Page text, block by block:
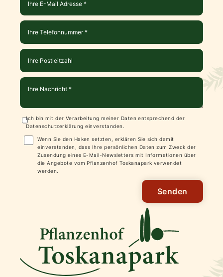
Ich bin mit der Verarbeitung meiner Daten entsprechend der
Datenschutzerklärung einverstanden.
Wenn Sie den Haken setzten, erklären Sie sich damit
einverstanden, dass Ihre persönlichen Daten zum Zweck der
Zusendung eines E-Mail-Newsletters mit Informationen über
die Angebote vom Pflanzenhof Toskanapark verwendet
werden.
Senden